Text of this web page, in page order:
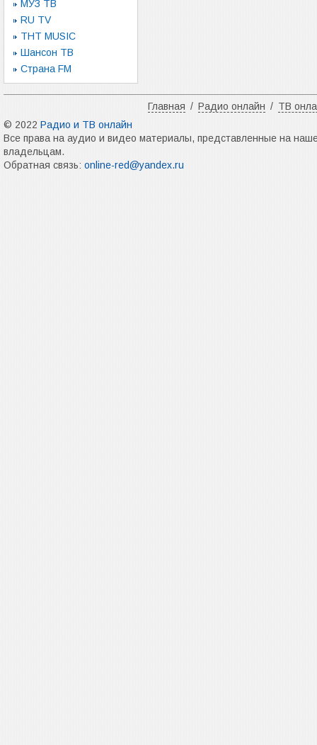
МУЗ ТВ
RU TV
ТНТ MUSIC
Шансон ТВ
Страна FM
Главная / Радио онлайн / ТВ
© 2022 Радио и ТВ онлайн
Все права на аудио и видео материалы, представленные на
владельцам.
Обратная связь: online-red@yandex.ru